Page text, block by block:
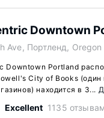
Downtown
Ave, Портленд,
Downtown Portland
City of Books
находится в 3...
Excellent 1135